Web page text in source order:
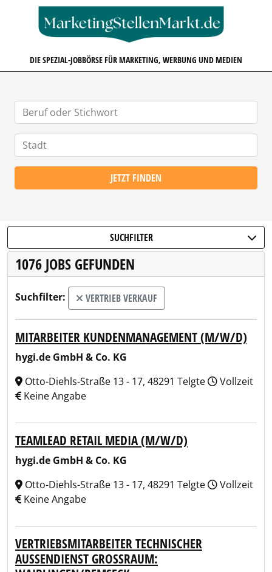
DIE SPEZIAL-JOBBÖRSE FÜR MARKETING, WERBUNG UND MEDIEN
JETZT FINDEN
SUCHFILTER
1076 JOBS GEFUNDEN
Suchfilter: VERTRIEB VERKAUF
MITARBEITER KUNDENMANAGEMENT (M/W/D)
hygi.de GmbH & Co. KG
Otto-Diehls-Straße 13 - 17, 48291 Telgte
Vollzeit
Keine Angabe
TEAMLEAD RETAIL MEDIA (M/W/D)
hygi.de GmbH & Co. KG
Otto-Diehls-Straße 13 - 17, 48291 Telgte
Vollzeit
Keine Angabe
VERTRIEBSMITARBEITER TECHNISCHER
AUSSENDIENST GROSSRAUM: WA